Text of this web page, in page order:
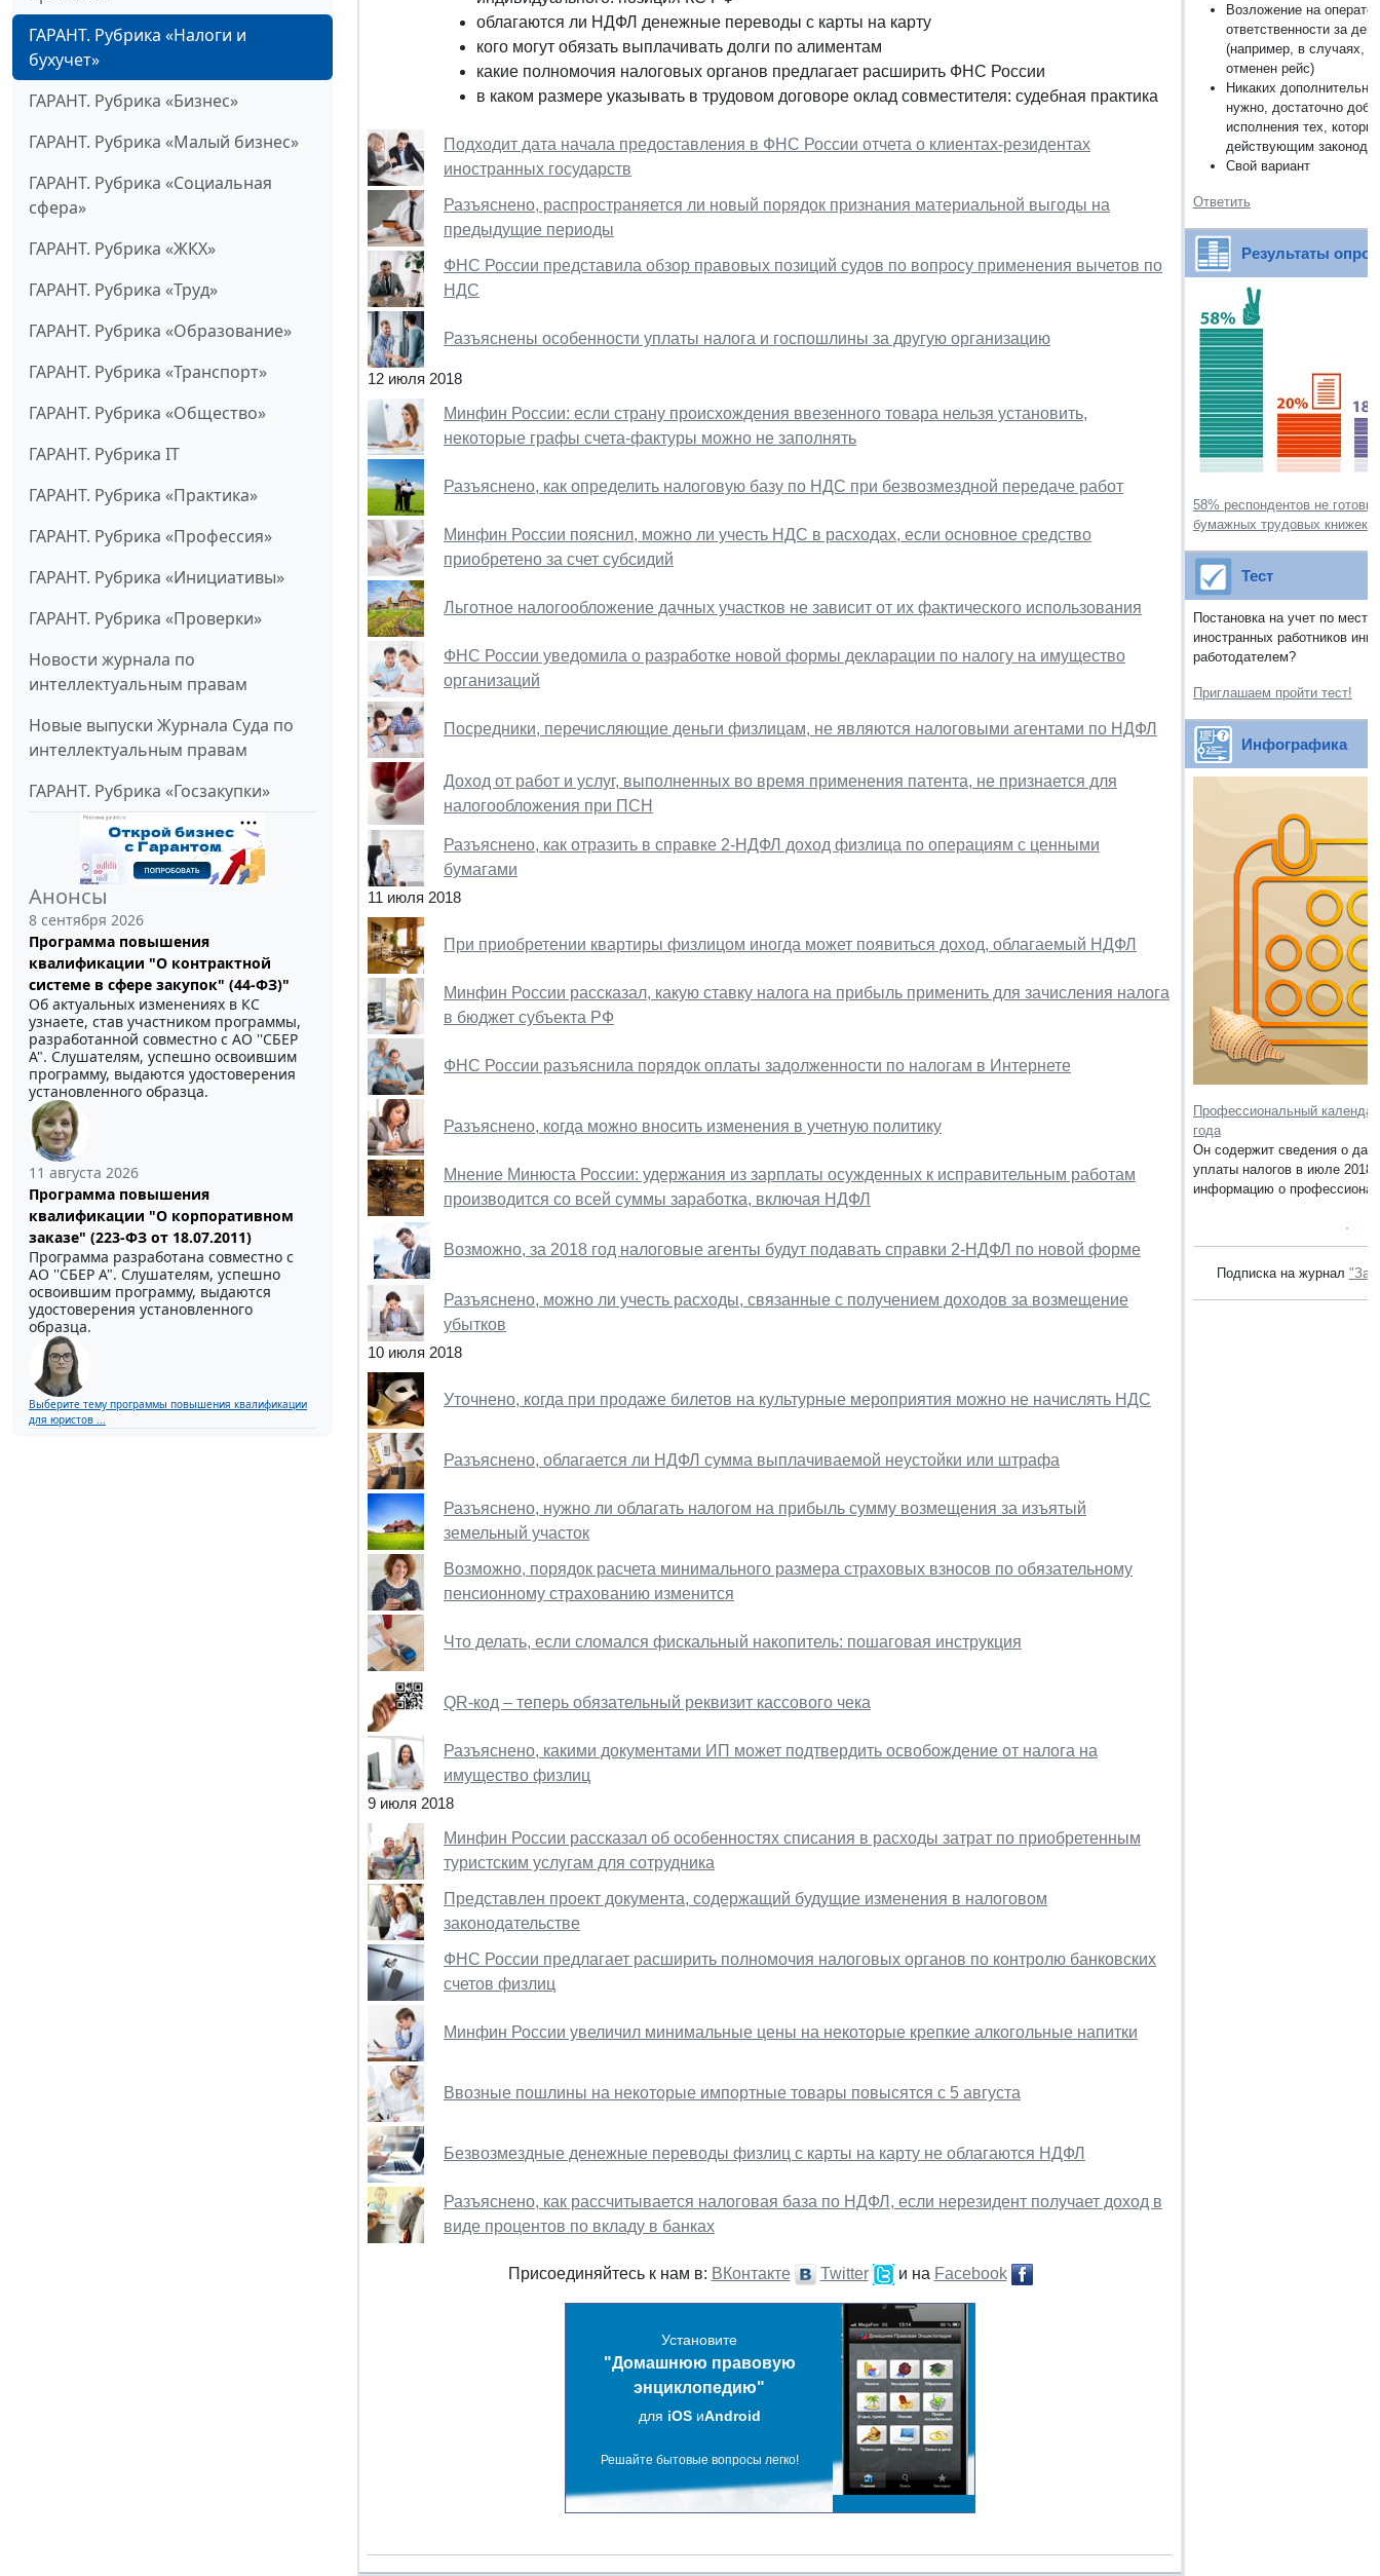
ГАРАНТ. Рубрика «Налоги и
бухучет»
ГАРАНТ. Рубрика «Бизнес»
ГАРАНТ. Рубрика «Малый бизнес»
ГАРАНТ. Рубрика «Социальная
сфера»
ГАРАНТ. Рубрика «ЖКХ»
ГАРАНТ. Рубрика «Труд»
ГАРАНТ. Рубрика «Образование»
ГАРАНТ. Рубрика «Транспорт»
ГАРАНТ. Рубрика «Общество»
ГАРАНТ. Рубрика IT
ГАРАНТ. Рубрика «Практика»
ГАРАНТ. Рубрика «Профессия»
ГАРАНТ. Рубрика «Инициативы»
ГАРАНТ. Рубрика «Проверки»
Новости журнала по
интеллектуальным правам
Новые выпуски Журнала Суда по
интеллектуальным правам
ГАРАНТ. Рубрика «Госзакупки»
Анонсы
8 сентября 2026
Программа повышения
квалификации "О контрактной
системе в сфере закупок" (44-ФЗ)"
Об актуальных изменениях в КС
узнаете, став участником программы,
разработанной совместно с АО ''СБЕР
А". Слушателям, успешно освоившим
программу, выдаются удостоверения
установленного образца.
11 августа 2026
Программа повышения
квалификации "О корпоративном
заказе" (223-ФЗ от 18.07.2011)
Программа разработана совместно с
АО ''СБЕР А". Слушателям, успешно
освоившим программу, выдаются
удостоверения установленного
образца.
Выберите тему программы повышения квалификации
для юристов ...
облагаются ли НДФЛ денежные переводы с карты на карту
кого могут обязать выплачивать долги по алиментам
какие полномочия налоговых органов предлагает расширить ФНС России
в каком размере указывать в трудовом договоре оклад совместителя: судебная практика
Подходит дата начала предоставления в ФНС России отчета о клиентах-резидентах
иностранных государств
Разъяснено, распространяется ли новый порядок признания материальной выгоды на
предыдущие периоды
ФНС России представила обзор правовых позиций судов по вопросу применения вычетов по
НДС
Разъяснены особенности уплаты налога и госпошлины за другую организацию
12 июля 2018
Минфин России: если страну происхождения ввезенного товара нельзя установить,
некоторые графы счета-фактуры можно не заполнять
Разъяснено, как определить налоговую базу по НДС при безвозмездной передаче работ
Минфин России пояснил, можно ли учесть НДС в расходах, если основное средство
приобретено за счет субсидий
Льготное налогообложение дачных участков не зависит от их фактического использования
ФНС России уведомила о разработке новой формы декларации по налогу на имущество
организаций
Посредники, перечисляющие деньги физлицам, не являются налоговыми агентами по НДФЛ
Доход от работ и услуг, выполненных во время применения патента, не признается для
налогообложения при ПСН
Разъяснено, как отразить в справке 2-НДФЛ доход физлица по операциям с ценными
бумагами
11 июля 2018
При приобретении квартиры физлицом иногда может появиться доход, облагаемый НДФЛ
Минфин России рассказал, какую ставку налога на прибыль применить для зачисления налога
в бюджет субъекта РФ
ФНС России разъяснила порядок оплаты задолженности по налогам в Интернете
Разъяснено, когда можно вносить изменения в учетную политику
Мнение Минюста России: удержания из зарплаты осужденных к исправительным работам
производится со всей суммы заработка, включая НДФЛ
Возможно, за 2018 год налоговые агенты будут подавать справки 2-НДФЛ по новой форме
Разъяснено, можно ли учесть расходы, связанные с получением доходов за возмещение
убытков
10 июля 2018
Уточнено, когда при продаже билетов на культурные мероприятия можно не начислять НДС
Разъяснено, облагается ли НДФЛ сумма выплачиваемой неустойки или штрафа
Разъяснено, нужно ли облагать налогом на прибыль сумму возмещения за изъятый
земельный участок
Возможно, порядок расчета минимального размера страховых взносов по обязательному
пенсионному страхованию изменится
Что делать, если сломался фискальный накопитель: пошаговая инструкция
QR-код – теперь обязательный реквизит кассового чека
Разъяснено, какими документами ИП может подтвердить освобождение от налога на
имущество физлиц
9 июля 2018
Минфин России рассказал об особенностях списания в расходы затрат по приобретенным
туристским услугам для сотрудника
Представлен проект документа, содержащий будущие изменения в налоговом
законодательстве
ФНС России предлагает расширить полномочия налоговых органов по контролю банковских
счетов физлиц
Минфин России увеличил минимальные цены на некоторые крепкие алкогольные напитки
Ввозные пошлины на некоторые импортные товары повысятся с 5 августа
Безвозмездные денежные переводы физлиц с карты на карту не облагаются НДФЛ
Разъяснено, как рассчитывается налоговая база по НДФЛ, если нерезидент получает доход в
виде процентов по вкладу в банках
Присоединяйтесь к нам в: ВКонтакте Twitter и на Facebook
Установите
"Домашнюю правовую
энциклопедию"
для iOSиAndroid
Решайте бытовые вопросы легко!
Возложение на
ответственности за
(например, в случаях,
отменен рейс)
Никаких
нужно, достаточно
исполнения тех,
действующим
Свой вариант
Ответить
Результаты
58% респондентов не готовы
бумажных трудовых книжек
Тест
Постановка на учет по
иностранных работников
работодателем?
Приглашаем пройти тест!
Инфографика
Профессиональный
года
Он содержит сведения о
уплаты налогов в июле 2018
информацию о
Подписка на журнал